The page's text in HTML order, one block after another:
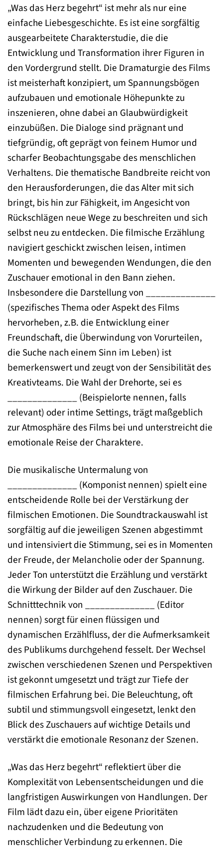
„Was das Herz begehrt“ ist mehr als nur eine
einfache Liebesgeschichte. Es ist eine sorgfältig
ausgearbeitete Charakterstudie, die die
Entwicklung und Transformation ihrer Figuren in
den Vordergrund stellt. Die Dramaturgie des Films
ist meisterhaft konzipiert, um Spannungsbögen
aufzubauen und emotionale Höhepunkte zu
inszenieren, ohne dabei an Glaubwürdigkeit
einzubüßen. Die Dialoge sind prägnant und
tiefgründig, oft geprägt von feinem Humor und
scharfer Beobachtungsgabe des menschlichen
Verhaltens. Die thematische Bandbreite reicht von
den Herausforderungen, die das Alter mit sich
bringt, bis hin zur Fähigkeit, im Angesicht von
Rückschlägen neue Wege zu beschreiten und sich
selbst neu zu entdecken. Die filmische Erzählung
navigiert geschickt zwischen leisen, intimen
Momenten und bewegenden Wendungen, die den
Zuschauer emotional in den Bann ziehen.
Insbesondere die Darstellung von ______________
(spezifisches Thema oder Aspekt des Films
hervorheben, z.B. die Entwicklung einer
Freundschaft, die Überwindung von Vorurteilen,
die Suche nach einem Sinn im Leben) ist
bemerkenswert und zeugt von der Sensibilität des
Kreativteams. Die Wahl der Drehorte, sei es
______________ (Beispielorte nennen, falls
relevant) oder intime Settings, trägt maßgeblich
zur Atmosphäre des Films bei und unterstreicht die
emotionale Reise der Charaktere.
Die musikalische Untermalung von
______________ (Komponist nennen) spielt eine
entscheidende Rolle bei der Verstärkung der
filmischen Emotionen. Die Soundtrackauswahl ist
sorgfältig auf die jeweiligen Szenen abgestimmt
und intensiviert die Stimmung, sei es in Momenten
der Freude, der Melancholie oder der Spannung.
Jeder Ton unterstützt die Erzählung und verstärkt
die Wirkung der Bilder auf den Zuschauer. Die
Schnitttechnik von ______________ (Editor
nennen) sorgt für einen flüssigen und
dynamischen Erzählfluss, der die Aufmerksamkeit
des Publikums durchgehend fesselt. Der Wechsel
zwischen verschiedenen Szenen und Perspektiven
ist gekonnt umgesetzt und trägt zur Tiefe der
filmischen Erfahrung bei. Die Beleuchtung, oft
subtil und stimmungsvoll eingesetzt, lenkt den
Blick des Zuschauers auf wichtige Details und
verstärkt die emotionale Resonanz der Szenen.
„Was das Herz begehrt“ reflektiert über die
Komplexität von Lebensentscheidungen und die
langfristigen Auswirkungen von Handlungen. Der
Film lädt dazu ein, über eigene Prioritäten
nachzudenken und die Bedeutung von
menschlicher Verbindung zu erkennen. Die